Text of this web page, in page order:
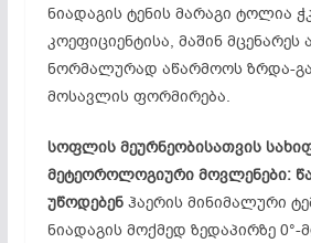
ნიადაგის ტენის მარაგი ტოლია
კოეფიციენტისა, მაშინ მცენარეს
ნორმალურად აწარმოოს ზრდა-
მოსავლის ფორმირება.
სოფლის მეურნეობისათვის
მეტეოროლოგიური მოვლენები:
უწოდებენჰაერის მინიმალური
ნიადაგის მოქმედ ზედაპირზე